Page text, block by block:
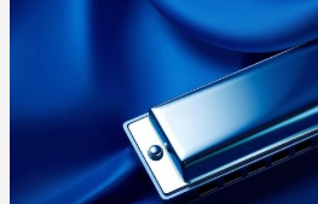
le